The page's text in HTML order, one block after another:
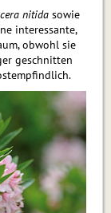
nitida sowie
interessante,
obwohl sie
geschnitten